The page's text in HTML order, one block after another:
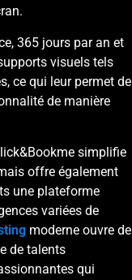
365 jours par an et
visuels tels
ce qui leur permet de
de manière
simplifie
offre également
une plateforme
variées de
moderne ouvre de
de talents
qui